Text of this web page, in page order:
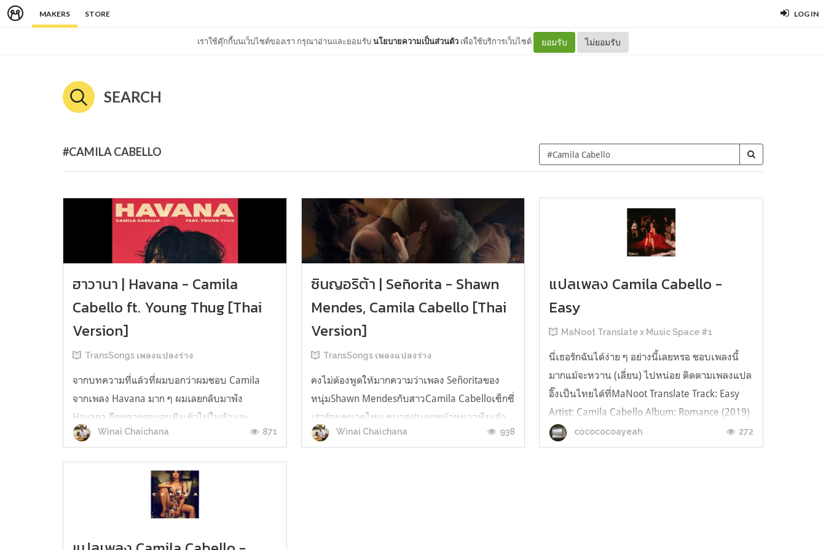
MAKERS STORE LOG IN
เราใช้คุ๊กกี้บนเว็บไซต์ของเรา กรุณาอ่านและยอมรับนโยบายความเป็นส่วนตัว เพื่อใช้บริการเว็บไซต์ ยอมรับ ไม่ยอมรับ
SEARCH
#CAMILA CABELLO
ฮาวานา | Havana - Camila
Cabello ft. Young Thug [Thai
Version]
TransSongs เพลงแปลงร่าง
จากบทความที่แล้วที่ผมบอกว่าผมชอบ Camila
จากเพลง Havana มาก ๆ ผมเลยกลับมาฟัง
Havana อีกหลายรอบจนฝังเข้าไปในหัวและ
ตกผลึกกลายเป็นเวอร์ชั่นภาษาไทย นอกจากเสน่ห์
มาก (ก.ไก่หลายตัว) ใครที่เคยฟังแต่เพลงแต่ยังไม่
เคยดู MV ผมแนะนำให้ดูเดี๋ยวนี้เลย เพราะไม่อยาก
Winai Chaichana 871
ซินญอริต้า | Señorita - Shawn
Mendes, Camila Cabello [Thai
Version]
TransSongs เพลงแปลงร่าง
คงไม่ต้องพูดให้มากความว่าเพลง Señoritaของ
หนุ่มShawn MendesกับสาวCamila Cabelloเซ็กซี่
เร่าร้อนขนาดไหน ขนาดฝนตกหน้าหนาวฟังแล้ว
ยังทำให้ใจสั่นเหงื่อซ่กได้คิดดู แต่นอกจากความเย้า
Winai Chaichana 938
แปลเพลง Camila Cabello -
Easy
MaNoot Translate x Music Space #1
นี่เธอรักฉันได้ง่าย ๆ อย่างนี้เลยหรอ ชอบเพลงนี้
มากแม้จะหวาน (เลี่ยน) ไปหน่อย ติดตามเพลงแปล
อิ๊งเป็นไทยได้ที่MaNoot Translate Track: Easy
Artist: Camila Cabello Album: Romance (2019)
[Intro] Ha-ha-ha-ha-ha [Verse 1] You tell me
that I'm complicated And that might be an
cocococoayeah 272